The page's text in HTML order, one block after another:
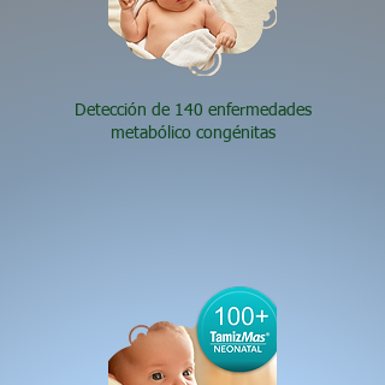
Detección de 140 enfermedades
metabólico congénitas